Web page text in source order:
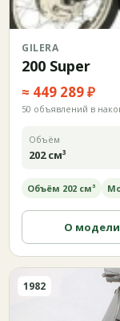
GILERA
200 Super
≈ 449 289 ₽
50 объявлений в
Объём
202 см³
Объём 202 см³
О модели
1982